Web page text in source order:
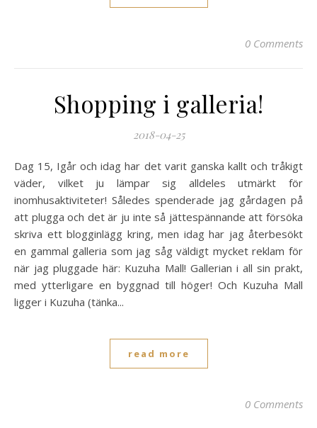
0 Comments
Shopping i galleria!
2018-04-25
Dag 15, Igår och idag har det varit ganska kallt och tråkigt
väder, vilket ju lämpar sig alldeles utmärkt för
inomhusaktiviteter! Således spenderade jag gårdagen på
att plugga och det är ju inte så jättespännande att försöka
skriva ett blogginlägg kring, men idag har jag återbesökt
en gammal galleria som jag såg väldigt mycket reklam för
när jag pluggade här: Kuzuha Mall! Gallerian i all sin prakt,
med ytterligare en byggnad till höger! Och Kuzuha Mall
ligger i Kuzuha (tänka...
read more
0 Comments